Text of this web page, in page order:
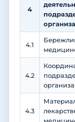
4
4.1
4.2
4.3